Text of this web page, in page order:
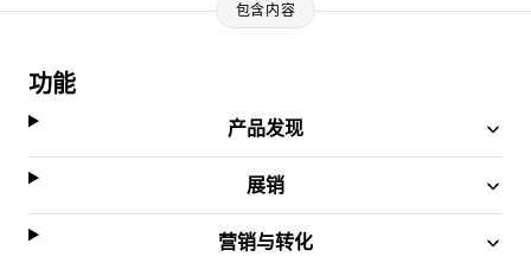
包含内容
功能
产品发现
展销
营销与转化